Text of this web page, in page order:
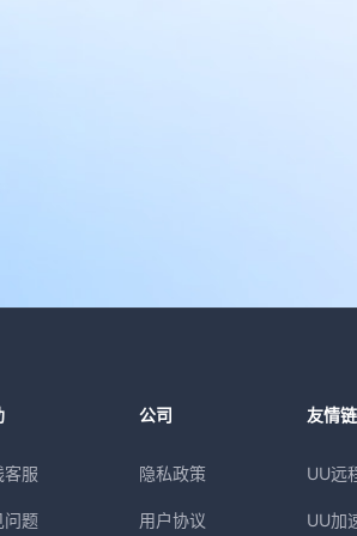
客服
问题
公司
隐私政策
用户协议
友情
UU远
UU加